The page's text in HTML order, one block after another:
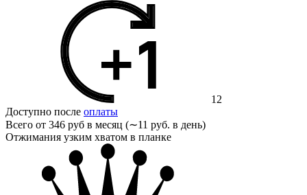
12
Доступно после оплаты
Всего от 346 руб в месяц (∼11 руб. в день)
Отжимания узким хватом в планке